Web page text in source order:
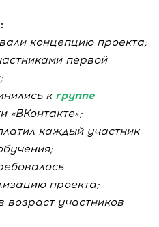
концепцию проекта;
первой
к группе
«ВКонтакте»;
каждый участник
проекта;
возраст участников